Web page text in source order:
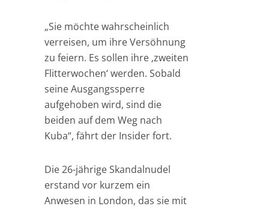
„Sie möchte wahrscheinlich
verreisen, um ihre Versöhnung
zu feiern. Es sollen ihre ‚zweiten
Flitterwochen‘ werden. Sobald
seine Ausgangssperre
aufgehoben wird, sind die
beiden auf dem Weg nach
Kuba“, fährt der Insider fort.
Die 26-jährige Skandalnudel
erstand vor kurzem ein
Anwesen in London, das sie mit